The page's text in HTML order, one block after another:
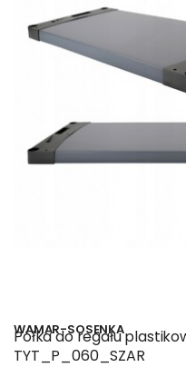
WAMAR-SOSENKA
Półka do regału
TYT_P_060_SZAR